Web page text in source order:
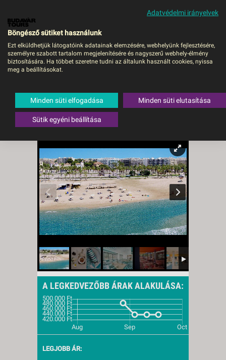
MENÜ
Hotel
Costa Dorada - Budapest
BUD, Repülő
Spanyolország
A LEGKEDVEZŐBB ÁRAK ALAKULÁSA:
LEGJOBB ÁR:
Adatvédelmi irányelvek
Böngésző sütiket használunk
Ezt elküldhetjük látogatóink adatainak elemzésére, webhelyünk fejlesztésére,
személyre szabott tartalom megjelenítésére és nagyszerű webhely-élmény
biztosítására. Ha többet szeretne tudni az általunk használt cookies, nyissa
meg a beállításokat.
Minden süti elfogadása Minden süti elutasítása
Sütik egyéni beállítása